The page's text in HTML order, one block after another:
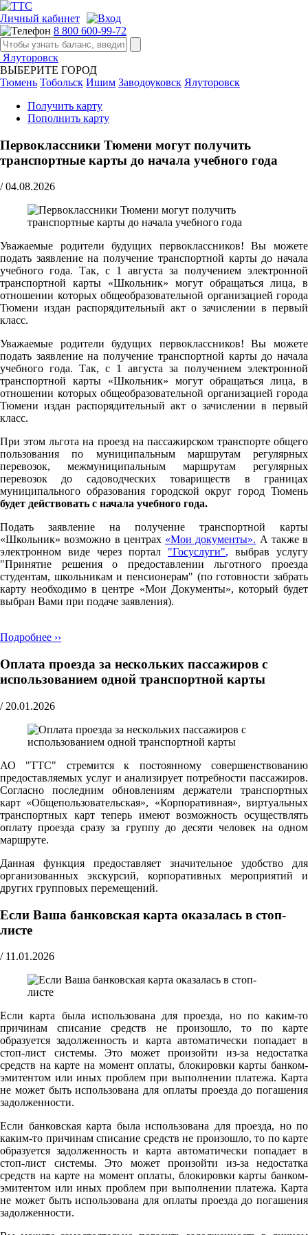
Личный кабинет
8 800 600-99-72
Ялуторовск
ВЫБЕРИТЕ ГОРОД
Тюмень Тобольск Ишим Заводоуковск Ялуторовск
Получить карту
Пополнить карту
Первоклассники Тюмени могут получить
транспортные карты до начала учебного года
/ 04.08.2026
Уважаемые родители будущих первоклассников! Вы можете
подать заявление на получение транспортной карты до начала
учебного года. Так, с 1 августа за получением электронной
транспортной карты «Школьник» могут обращаться лица, в
отношении которых общеобразовательной организацией города
Тюмени издан распорядительный акт о зачислении в первый
класс.
Уважаемые родители будущих первоклассников! Вы можете
подать заявление на получение транспортной карты до начала
учебного года. Так, с 1 августа за получением электронной
транспортной карты «Школьник» могут обращаться лица, в
отношении которых общеобразовательной организацией города
Тюмени издан распорядительный акт о зачислении в первый
класс.
При этом льгота на проезд на пассажирском транспорте общего
пользования по муниципальным маршрутам регулярных
перевозок, межмуниципальным маршрутам регулярных
перевозок до садоводческих товариществ в границах
муниципального образования городской округ город Тюмень
будет действовать с начала учебного года.
Подать заявление на получение транспортной карты
«Школьник» возможно в центрах «Мои документы». А также в
электронном виде через портал "Госуслуги", выбрав услугу
"Принятие решения о предоставлении льготного проезда
студентам, школьникам и пенсионерам" (по готовности забрать
карту необходимо в центре «Мои Документы», который будет
выбран Вами при подаче заявления).
Подробнее ››
Оплата проезда за нескольких пассажиров с
использованием одной транспортной карты
/ 20.01.2026
АО "ТТС" стремится к постоянному совершенствованию
предоставляемых услуг и анализирует потребности пассажиров.
Согласно последним обновлениям держатели транспортных
карт «Общепользовательская», «Корпоративная», виртуальных
транспортных карт теперь имеют возможность осуществлять
оплату проезда сразу за группу до десяти человек на одном
маршруте.
Данная функция предоставляет значительное удобство для
организованных экскурсий, корпоративных мероприятий и
других групповых перемещений.
Если Ваша банковская карта оказалась в стоп-
листе
/ 11.01.2026
Если карта была использована для проезда, но по каким-то
причинам списание средств не произошло, то по карте
образуется задолженность и карта автоматически попадает в
стоп-лист системы. Это может произойти из-за недостатка
средств на карте на момент оплаты, блокировки карты банком-
эмитентом или иных проблем при выполнении платежа. Карта
не может быть использована для оплаты проезда до погашения
задолженности.
Если банковская карта была использована для проезда, но по
каким-то причинам списание средств не произошло, то по карте
образуется задолженность и карта автоматически попадает в
стоп-лист системы. Это может произойти из-за недостатка
средств на карте на момент оплаты, блокировки карты банком-
эмитентом или иных проблем при выполнении платежа. Карта
не может быть использована для оплаты проезда до погашения
задолженности.